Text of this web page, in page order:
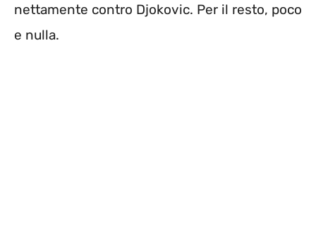
nettamente contro Djokovic. Per il resto, poco
e nulla.